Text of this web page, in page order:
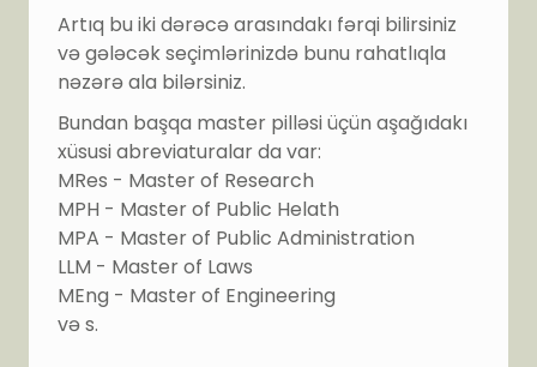
Artıq bu iki dərəcə arasındakı fərqi bilirsiniz
və gələcək seçimlərinizdə bunu rahatlıqla
nəzərə ala bilərsiniz.
Bundan başqa master pilləsi üçün aşağıdakı
xüsusi abreviaturalar da var:
MRes - Master of Research
MPH - Master of Public Helath
MPA - Master of Public Administration
LLM - Master of Laws
MEng - Master of Engineering
və s.